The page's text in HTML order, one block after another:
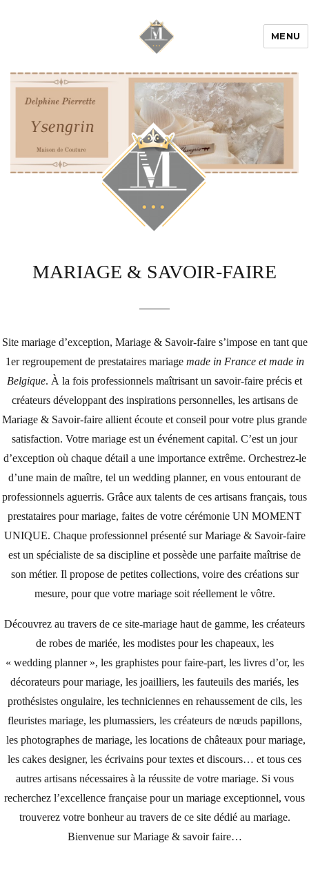
faire
MENU
MARIAGE & SAVOIR-FAIRE
Site mariage d’exception, Mariage & Savoir-faire s’impose en tant que
1er regroupement de prestataires mariage made in France et made in
Belgique. À la fois professionnels maîtrisant un savoir-faire précis et
créateurs développant des inspirations personnelles, les artisans de
Mariage & Savoir-faire allient écoute et conseil pour votre plus grande
satisfaction. Votre mariage est un événement capital. C’est un jour
d’exception où chaque détail a une importance extrême. Orchestrez-le
d’une main de maître, tel un wedding planner, en vous entourant de
professionnels aguerris. Grâce aux talents de ces artisans français, tous
prestataires pour mariage, faites de votre cérémonie UN MOMENT
UNIQUE. Chaque professionnel présenté sur Mariage & Savoir-faire
est un spécialiste de sa discipline et possède une parfaite maîtrise de
son métier. Il propose de petites collections, voire des créations sur
mesure, pour que votre mariage soit réellement le vôtre.
Découvrez au travers de ce site-mariage haut de gamme, les créateurs
de robes de mariée, les modistes pour les chapeaux, les
« wedding planner », les graphistes pour faire-part, les livres d’or, les
décorateurs pour mariage, les joailliers, les fauteuils des mariés, les
prothésistes ongulaire, les techniciennes en rehaussement de cils, les
fleuristes mariage, les plumassiers, les créateurs de nœuds papillons,
les photographes de mariage, les locations de châteaux pour mariage,
les cakes designer, les écrivains pour textes et discours… et tous ces
autres artisans nécessaires à la réussite de votre mariage. Si vous
recherchez l’excellence française pour un mariage exceptionnel, vous
trouverez votre bonheur au travers de ce site dédié au mariage.
Bienvenue sur Mariage & savoir faire…